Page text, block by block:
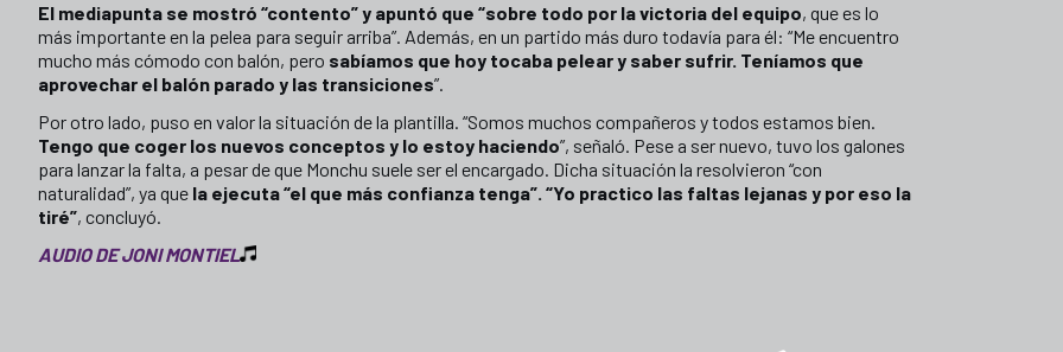
El mediapunta se mostró “contento” y apuntó que “sobre todo por la victoria del equipo, que es lo
más importante en la pelea para seguir arriba”. Además, en un partido más duro todavía para él: “Me encuentro
mucho más cómodo con balón, pero sabíamos que hoy tocaba pelear y saber sufrir. Teníamos que
aprovechar el balón parado y las transiciones”.
Por otro lado, puso en valor la situación de la plantilla. “Somos muchos compañeros y todos estamos bien.
Tengo que coger los nuevos conceptos y lo estoy haciendo”, señaló. Pese a ser nuevo, tuvo los galones
para lanzar la falta, a pesar de que Monchu suele ser el encargado. Dicha situación la resolvieron “con
naturalidad”, ya que la ejecuta “el que más confianza tenga”. “Yo practico las faltas lejanas y por eso la
tiré”, concluyó.
AUDIO DE JONI MONTIEL